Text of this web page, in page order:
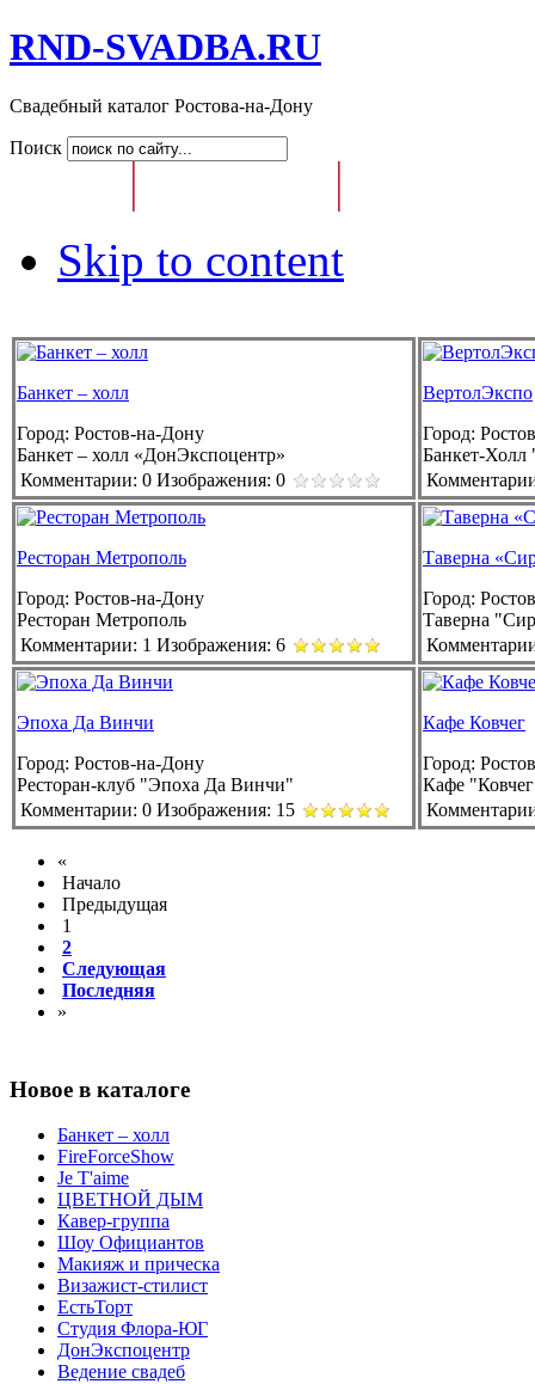
RND-SVADBA.RU
Свадебный каталог Ростова-на-Дону
Поиск
Skip to content
Банкет – холл
Город: Ростов-на-Дону
Банкет – холл «ДонЭкспоцентр»
Комментарии: 0 Изображения: 0
ВертолЭкспо
Город:
Банкет-Холл
Ресторан Метрополь
Город: Ростов-на-Дону
Ресторан Метрополь
Комментарии: 1 Изображения: 6
Таверна
Город:
Таверна
Эпоха Да Винчи
Город: Ростов-на-Дону
Ресторан-клуб "Эпоха Да Винчи"
Комментарии: 0 Изображения: 15
Кафе Ковчег
Город:
Кафе
«
Начало
Предыдущая
1
2
Следующая
Последняя
»
Новое в каталоге
Банкет – холл
FireForceShow
Je T'aime
ЦВЕТНОЙ ДЫМ
Кавер-группа
Шоу Официантов
Макияж и прическа
Визажист-стилист
ЕстьТорт
Студия Флора-ЮГ
ДонЭкспоцентр
Ведение свадеб